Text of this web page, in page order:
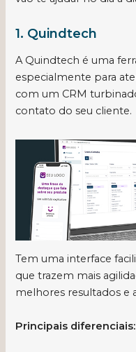
1. Quindtech
A Quindtech é uma
especialmente para
com um CRM
contato do seu cliente.
Tem uma interface
que trazem mais
melhores resultados e
Principais diferenciais: